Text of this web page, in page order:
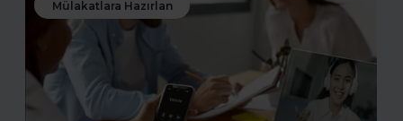
Mülakatlara Hazırlan